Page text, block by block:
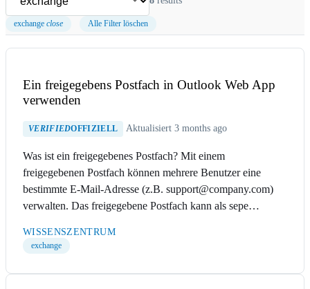
exchange close Alle Filter löschen
Ein freigegebens Postfach in Outlook Web App
verwenden
VERIFIEDOFFIZIELL Aktualisiert 3 months ago
Was ist ein freigegebenes Postfach? Mit einem
freigegebenen Postfach können mehrere Benutzer eine
bestimmte E-Mail-Adresse (z.B. support@company.com)
verwalten. Das freigegebene Postfach kann als sepe…
WISSENSZENTRUM
exchange